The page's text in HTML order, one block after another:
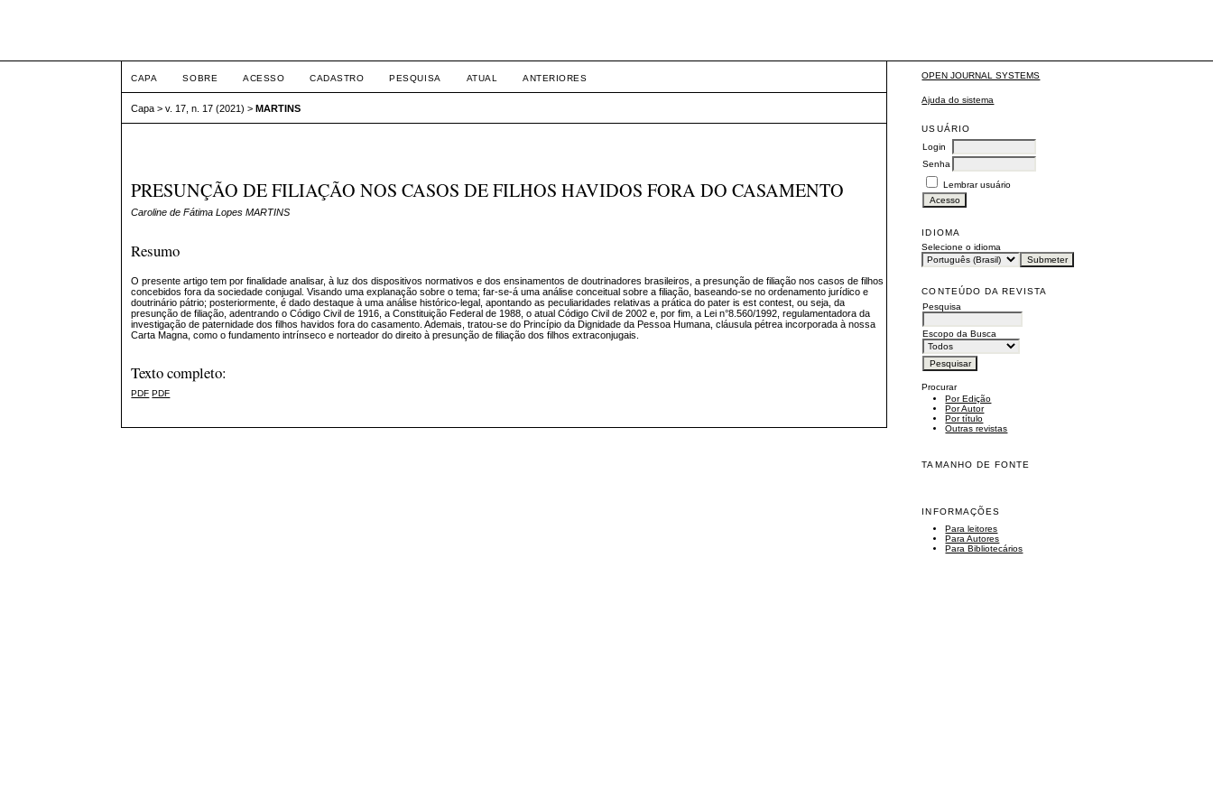
OPEN JOURNAL SYSTEMS
Ajuda do sistema
USUÁRIO
Login
Senha
Lembrar usuário
IDIOMA
Selecione o idioma
CONTEÚDO DA REVISTA
Pesquisa
Escopo da Busca
Procurar
Por Edição
Por Autor
Por título
Outras revistas
TAMANHO DE FONTE
INFORMAÇÕES
Para leitores
Para Autores
Para Bibliotecários
CAPA SOBRE ACESSO CADASTRO PESQUISA ATUAL ANTERIORES
Capa >v. 17, n. 17 (2021) >MARTINS
PRESUNÇÃO DE FILIAÇÃO NOS CASOS DE FILHOS HAVIDOS FORA DO CASAMENTO
Caroline de Fátima Lopes MARTINS
Resumo
O presente artigo tem por finalidade analisar, à luz dos dispositivos normativos e dos ensinamentos de doutrinadores brasileiros, a presunção de filiação nos casos de filhos
concebidos fora da sociedade conjugal. Visando uma explanação sobre o tema; far-se-á uma análise conceitual sobre a filiação, baseando-se no ordenamento jurídico e
doutrinário pátrio; posteriormente, é dado destaque à uma análise histórico-legal, apontando as peculiaridades relativas a prática do pater is est contest, ou seja, da
presunção de filiação, adentrando o Código Civil de 1916, a Constituição Federal de 1988, o atual Código Civil de 2002 e, por fim, a Lei n°8.560/1992, regulamentadora da
investigação de paternidade dos filhos havidos fora do casamento. Ademais, tratou-se do Princípio da Dignidade da Pessoa Humana, cláusula pétrea incorporada à nossa
Carta Magna, como o fundamento intrínseco e norteador do direito à presunção de filiação dos filhos extraconjugais.
Texto completo:
PDF PDF